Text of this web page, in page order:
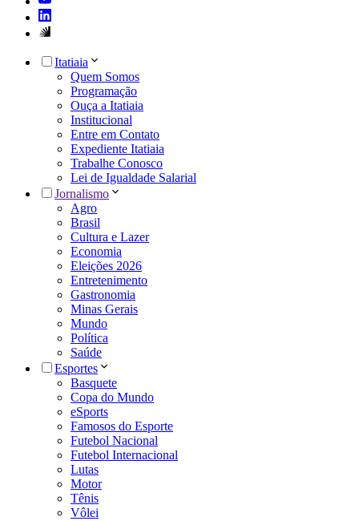
Itatiaia
Quem Somos
Programação
Ouça a Itatiaia
Institucional
Entre em Contato
Expediente Itatiaia
Trabalhe Conosco
Lei de Igualdade Salarial
Jornalismo
Agro
Brasil
Cultura e Lazer
Economia
Eleições 2026
Entretenimento
Gastronomia
Minas Gerais
Mundo
Política
Saúde
Esportes
Basquete
Copa do Mundo
eSports
Famosos do Esporte
Futebol Nacional
Futebol Internacional
Lutas
Motor
Tênis
Vôlei